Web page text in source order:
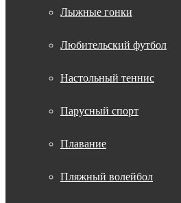
Лыжные гонки
Любительский футбол
Настольный теннис
Парусный спорт
Плавание
Пляжный волейбол